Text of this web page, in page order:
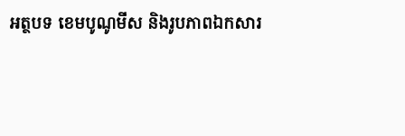
អត្ថបទ ខេមបូណូមីស និងរូបភាពឯកសារ